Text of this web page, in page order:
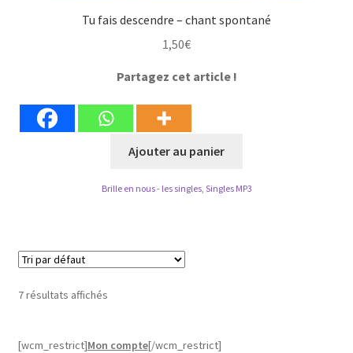
Tu fais descendre – chant spontané
1,50€
Partagez cet article !
Ajouter au panier
Brille en nous - les singles, Singles MP3
7 résultats affichés
[wcm_restrict]Mon compte[/wcm_restrict]